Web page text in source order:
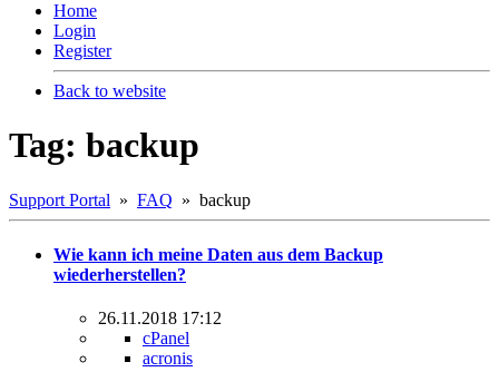
Home
Login
Register
Back to website
Tag: backup
Support Portal » FAQ » backup
Wie kann ich meine Daten aus dem Backup
wiederherstellen?
26.11.2018 17:12
cPanel
acronis